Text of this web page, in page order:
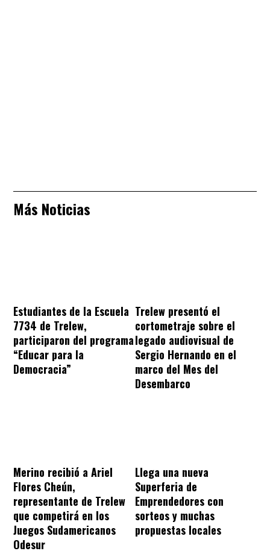
Más Noticias
Estudiantes de la Escuela
7734 de Trelew,
participaron del programa
“Educar para la
Democracia”
Trelew presentó el
cortometraje sobre el
legado audiovisual de
Sergio Hernando en el
marco del Mes del
Desembarco
Merino recibió a Ariel
Flores Cheún,
representante de Trelew
que competirá en los
Juegos Sudamericanos
Odesur
Llega una nueva
Superferia de
Emprendedores con
sorteos y muchas
propuestas locales